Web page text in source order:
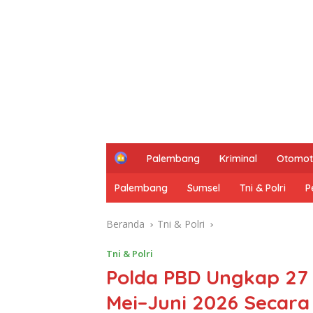
H
m
e
Palembang Kriminal
Palembang Sumsel Tni & Polri
Beranda Tni & Polri
Tni & Polri
Polda PBD Ungkap
Mei–Juni 2026